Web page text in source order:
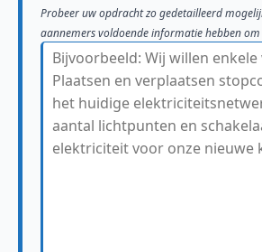
Probeer uw opdracht zo gedetailleerd
aannemers voldoende informatie hebben